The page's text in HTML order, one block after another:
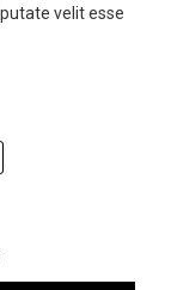
velit esse